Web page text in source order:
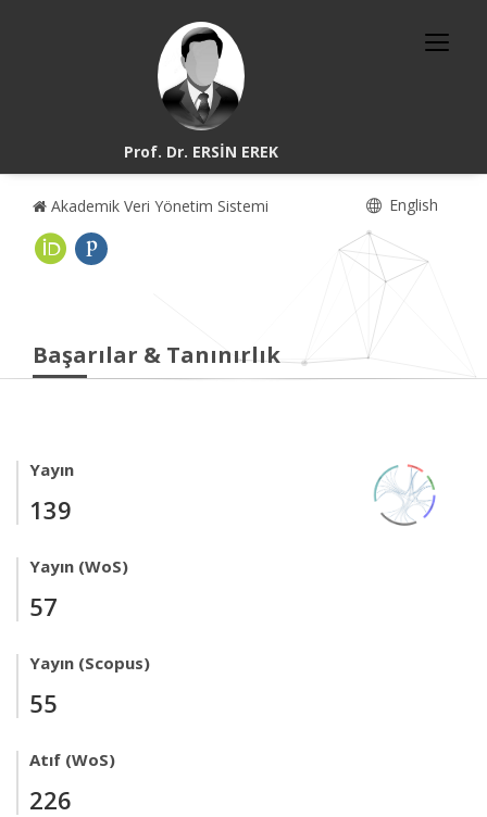
Prof. Dr. ERSİN EREK
Akademik Veri Yönetim Sistemi English
Başarılar & Tanınırlık
Yayın
139
Yayın (WoS)
57
Yayın (Scopus)
55
Atıf (WoS)
226